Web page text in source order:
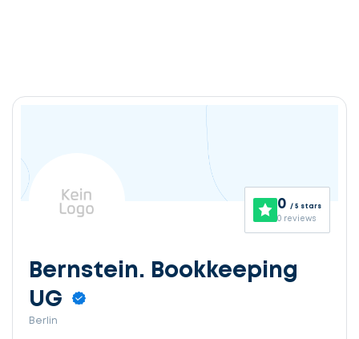
0 / 5 stars
0 reviews
Bernstein. Bookkeeping
UG
Berlin